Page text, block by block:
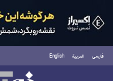
فارسی العربية English
شنبه ۱۷ مرداد ۱۴۰۵